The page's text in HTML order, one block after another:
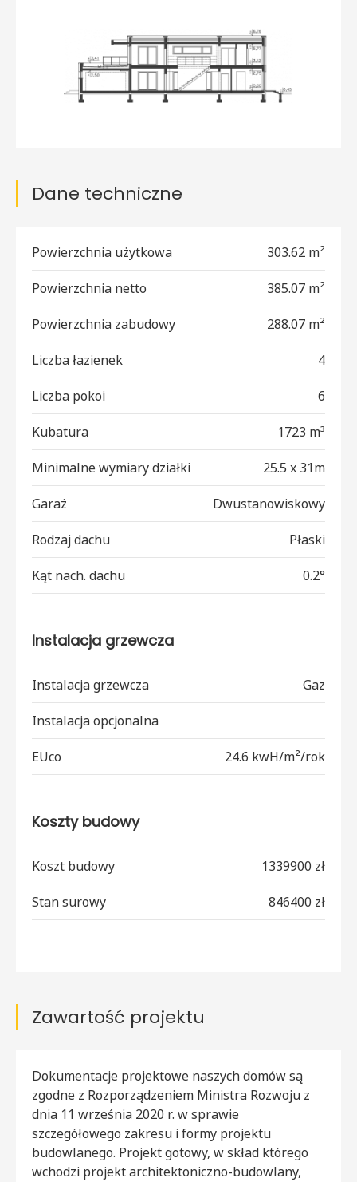
Dane techniczne
Powierzchnia użytkowa 303.62 m²
Powierzchnia netto 385.07 m²
Powierzchnia zabudowy 288.07 m²
Liczba łazienek 4
Liczba pokoi 6
Kubatura 1723 m³
Minimalne wymiary działki 25.5 x 31m
Garaż Dwustanowiskowy
Rodzaj dachu Płaski
Kąt nach. dachu 0.2°
Instalacja grzewcza
Instalacja grzewcza Gaz
Instalacja opcjonalna
EUco 24.6 kwH/m²/rok
Koszty budowy
Koszt budowy 1339900 zł
Stan surowy 846400 zł
Zawartość projektu
Dokumentacje projektowe naszych domów są
zgodne z Rozporządzeniem Ministra Rozwoju z
dnia 11 września 2020 r. w sprawie
szczegółowego zakresu i formy projektu
budowlanego. Projekt gotowy, w skład którego
wchodzi projekt architektoniczno-budowlany,